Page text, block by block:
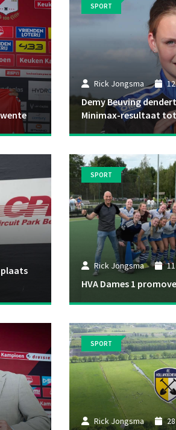
Rick Jongsma
Demy Beuving
Minimax-resultaat tot
SPORT
Rick Jongsma
HVA Dames 1
SPORT
Rick Jongsma
SPORT